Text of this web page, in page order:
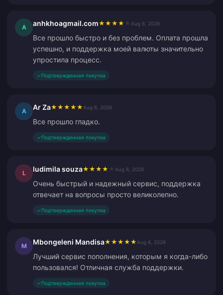
A anhkhoagmail.com★ ★ ★ ★ Aug 6, 2026
Все прошло быстро и без проблем. Оплата прошла
успешно, и поддержка моей валюты значительно
упростила процесс.
✓Подтвержденная покупка
A Ar Za★ ★ ★ ★ ★ Aug 6, 2026
Все прошло гладко.
✓Подтвержденная покупка
L ludimila souza★ ★ ★ ★ Aug 6, 2026
Очень быстрый и надежный сервис, поддержка
отвечает на вопросы просто великолепно.
✓Подтвержденная покупка
M Mbongeleni Mandisa★ ★ ★ ★ ★ Aug 6, 2026
Лучший сервис пополнения, которым я когда-либо
пользовался! Отличная служба поддержки.
✓Подтвержденная покупка